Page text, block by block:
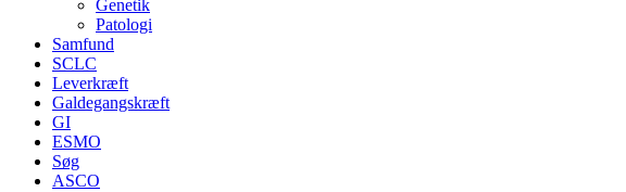
Genetik
Patologi
Samfund
SCLC
Leverkræft
Galdegangskræft
GI
ESMO
Søg
ASCO